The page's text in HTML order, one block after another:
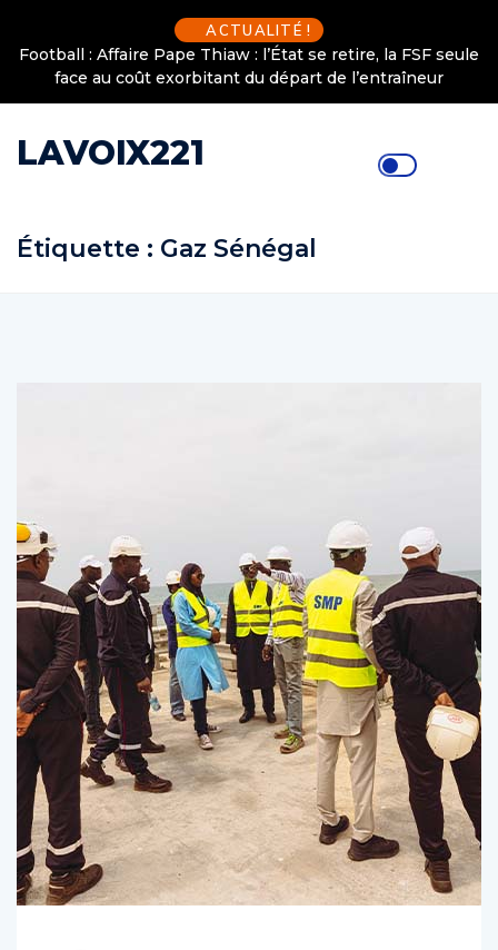
ACTUALITÉ !
Football : Affaire Pape Thiaw : l’État se retire, la FSF seule
face au coût exorbitant du départ de l’entraîneur
LAVOIX221
Étiquette : Gaz Sénégal